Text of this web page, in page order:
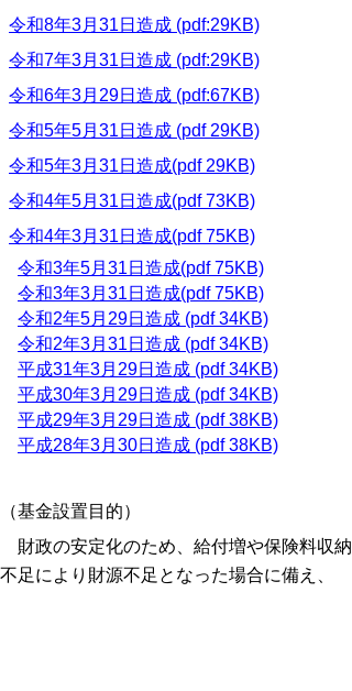
令和8年3月31日造成 (pdf:29KB)
令和7年3月31日造成 (pdf:29KB)
令和6年3月29日造成 (pdf:67KB)
令和5年5月31日造成 (pdf 29KB)
令和5年3月31日造成(pdf 29KB)
令和4年5月31日造成(pdf 73KB)
令和4年3月31日造成(pdf 75KB)
令和3年5月31日造成(pdf 75KB)
令和3年3月31日造成(pdf 75KB)
令和2年5月29日造成 (pdf 34KB)
令和2年3月31日造成 (pdf 34KB)
平成31年3月29日造成 (pdf 34KB)
平成30年3月29日造成 (pdf 34KB)
平成29年3月29日造成 (pdf 38KB)
平成28年3月30日造成 (pdf 38KB)
（基金設置目的）
財政の安定化のため、給付増や保険料収納
不足により財源不足となった場合に備え、